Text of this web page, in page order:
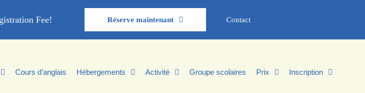
Fee! Réserve maintenant Contact
Cours d’anglais Hébergements Activité Groupe scolaires Prix Inscription